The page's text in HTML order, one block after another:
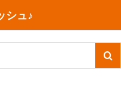
シュ♪